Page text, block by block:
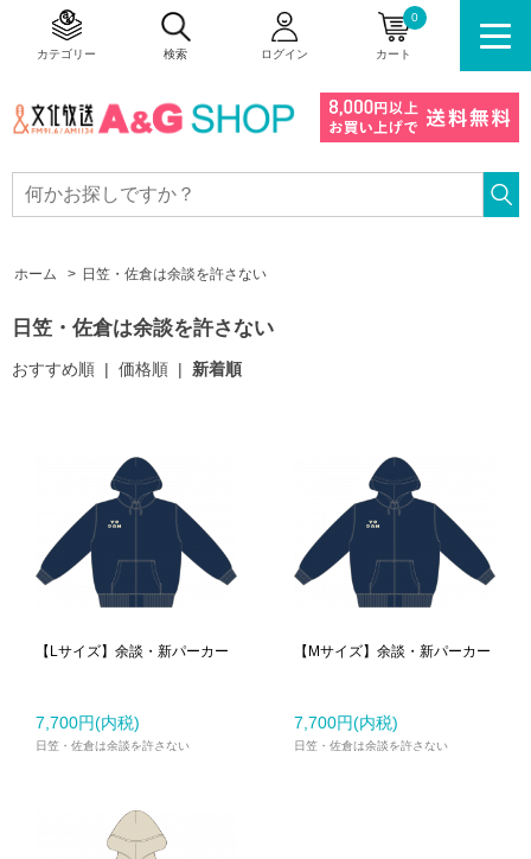
カート
0
ログイン
検索
カテゴリー
ホーム > 日笠・佐倉は余談を許さない
日笠・佐倉は余談を許さない
おすすめ順 | 価格順 | 新着順
【Lサイズ】余談・新パーカー
7,700円(内税)
日笠・佐倉は余談を許さない
【Mサイズ】余談・新パーカー
7,700円(内税)
日笠・佐倉は余談を許さない